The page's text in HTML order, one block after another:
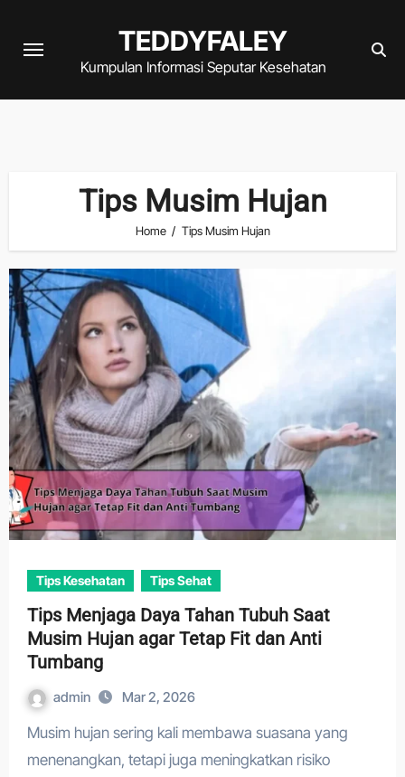
TEDDYFALEY
Kumpulan Informasi Seputar Kesehatan
Tips Musim Hujan
Home Tips Musim Hujan
Tips Kesehatan Tips Sehat
Tips Menjaga Daya Tahan Tubuh Saat
Musim Hujan agar Tetap Fit dan Anti
Tumbang
admin Mar 2, 2026
Musim hujan sering kali membawa suasana yang
menenangkan, tetapi juga meningkatkan risiko